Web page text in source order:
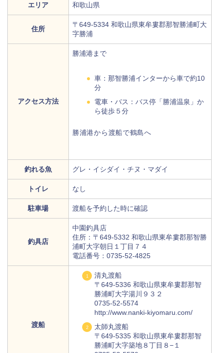
エリア 和歌山県
住所
〒649-5334 和歌山県東牟婁郡那智勝浦町大
字勝浦
アクセス方法
勝浦港まで
車：那智勝浦インターから車で約10
分
電車・バス：バス停「勝浦温泉」か
ら徒歩５分
勝浦港から渡船で鶴島へ
釣れる魚 グレ・イシダイ・チヌ・マダイ
トイレ なし
駐車場 渡船を予約した時に確認
釣具店
中園釣具店
住所：〒649-5332 和歌山県東牟婁郡那智勝
浦町大字朝日１丁目７４
電話番号：0735-52-4825
渡船
清丸渡船
〒649-5336 和歌山県東牟婁郡那智
勝浦町大字湯川９３２
0735-52-5574
http://www.nanki-kiyomaru.com/
太師丸渡船
〒649-5335 和歌山県東牟婁郡那智
勝浦町大字築地８丁目８−１